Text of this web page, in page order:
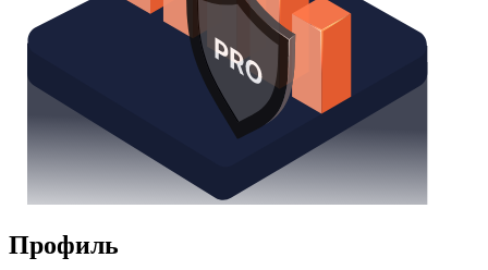
Профиль